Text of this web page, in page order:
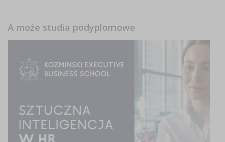
A może studia podyplomowe